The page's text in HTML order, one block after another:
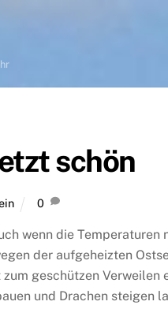
schön
0
wenn die Temperaturen
der aufgeheizten
geschützen Verweilen
und Drachen steigen